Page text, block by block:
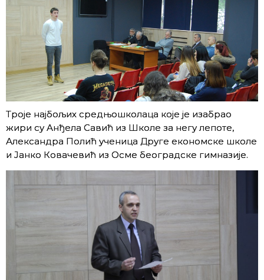
Троје најбољих средњошколаца које је изабрао
жири су Анђела Савић из Школе за негу лепоте,
Александра Полић ученица Друге економске школе
и Јанко Ковачевић из Осме београдске гимназије.